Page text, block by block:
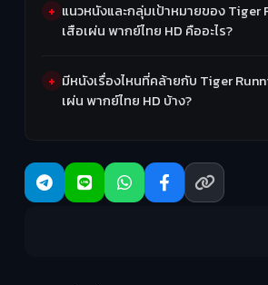
แนวหนังและกลุ่มเป้าหมายของ Tiger
เสือเผ่น พากย์ไทย HD คืออะไร?
มีหนังเรื่องไหนที่คล้ายกับ Tiger
เผ่น พากย์ไทย HD บ้าง?